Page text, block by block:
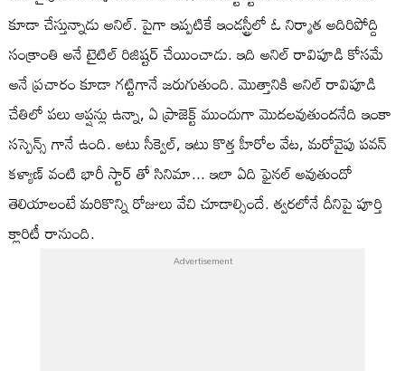
కూడా చేస్తున్నాడు అనిల్. పైగా ఇప్పటికే ఇండస్ట్రీలో ఓ నిర్మాత అదిరిపోద్ది
సంక్రాంతి అనే టైటిల్ రిజిష్టర్ చేయించాడు. ఇది అనిల్ రావిపూడి కోసమే
అనే ప్రచారం కూడా గట్టిగానే జరుగుతుంది. మొత్తానికి అనిల్ రావిపూడి
చేతిలో పలు ఆప్షన్లు ఉన్నా, ఏ ప్రాజెక్ట్ ముందుగా మొదలవుతుందనేది ఇంకా
సస్పెన్స్ గానే ఉంది. అటు సీక్వెల్, ఇటు కొత్త హీరోల వేట, మరోవైపు పవన్
కళ్యాణ్ వంటి భారీ స్టార్ తో సినిమా... ఇలా ఏది ఫైనల్ అవుతుందో
తెలియాలంటే మరికొన్ని రోజులు వేచి చూడాల్సిందే. త్వరలోనే దీనిపై పూర్తి
క్లారిటీ రానుంది.